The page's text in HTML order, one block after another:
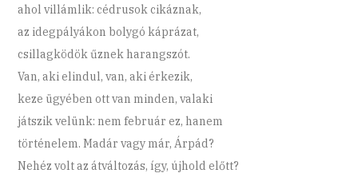
ahol villámlik: cédrusok cikáznak,
az idegpályákon bolygó káprázat,
csillagködök űznek harangszót.
Van, aki elindul, van, aki érkezik,
keze ügyében ott van minden, valaki
játszik velünk: nem február ez, hanem
történelem. Madár vagy már, Árpád?
Nehéz volt az átváltozás, így, újhold előtt?